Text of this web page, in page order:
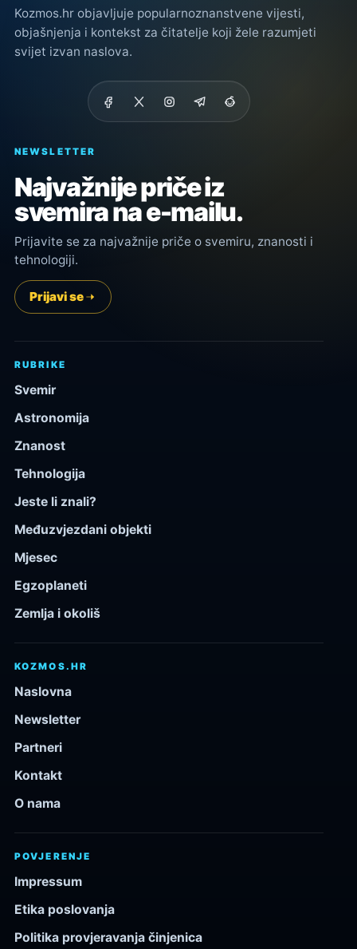
Kozmos.hr objavljuje popularnoznanstvene vijesti,
objašnjenja i kontekst za čitatelje koji žele razumjeti
svijet izvan naslova.
NEWSLETTER
Najvažnije priče iz
svemira na e-mailu.
Prijavite se za najvažnije priče o svemiru, znanosti i
tehnologiji.
Prijavi se
RUBRIKE
Svemir
Astronomija
Znanost
Tehnologija
Jeste li znali?
Međuzvjezdani objekti
Mjesec
Egzoplaneti
Zemlja i okoliš
KOZMOS.HR
Naslovna
Newsletter
Partneri
Kontakt
O nama
POVJERENJE
Impressum
Etika poslovanja
Politika provjeravanja činjenica